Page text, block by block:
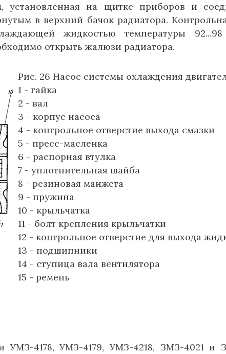
установленная на щитке приборов и
в верхний бачок радиатора.
жидкостью температуры
открыть жалюзи радиатора.
Рис. 26 Насос системы охлаждения
1 - гайка
2 - вал
3 - корпус насоса
4 - контрольное отверстие выхода смазки
5 - пресс-масленка
6 - распорная втулка
7 - уплотнительная шайба
8 - резиновая манжета
9 - пружина
10 - крыльчатка
11 - болт крепления крыльчатки
12 - контрольное отверстие для выхода
13 - подшипники
14 - ступица вала вентилятора
15 - ремень
УМЗ-4178, УМЗ-4179, УМЗ-4218, ЗМЗ-4021 и